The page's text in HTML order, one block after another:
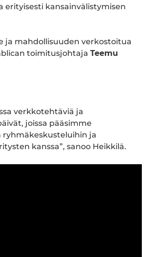
erityisesti kansainvälistymisen
ja mahdollisuuden verkostoitua
toimitusjohtaja Teemu
verkkotehtäviä ja
joissa pääsimme
ryhmäkeskusteluihin ja
kanssa”, sanoo Heikkilä.